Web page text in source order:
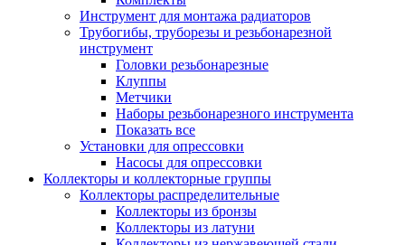
Инструмент для монтажа радиаторов
Трубогибы, труборезы и резьбонарезной
инструмент
Головки резьбонарезные
Клуппы
Метчики
Наборы резьбонарезного инструмента
Показать все
Установки для опрессовки
Насосы для опрессовки
Коллекторы и коллекторные группы
Коллекторы распределительные
Коллекторы из бронзы
Коллекторы из латуни